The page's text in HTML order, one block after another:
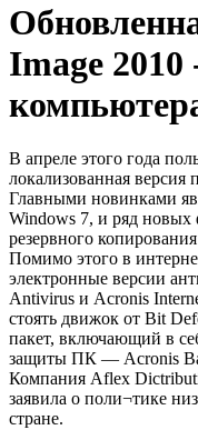
Image 2010
В апреле этого года
локализованная
Главными новинками
Windows 7, и ряд
резервного
Помимо этого в
электронные версии
Antivirus и Acronis
стоять движок от Bit
пакет, включающий в
защиты ПК — Acronis
Компания Aflex
заявила о поли¬тике
стране.